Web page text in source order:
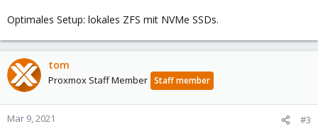
Optimales Setup: lokales ZFS mit NVMe SSDs.
tom
Proxmox Staff Member Staff member
Mar 9, 2021 #3